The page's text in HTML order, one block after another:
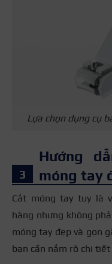
Lựa chọn dụng cụ
Hướng
móng tay
Cắt móng tay tuy là
hàng nhưng không
móng tay đẹp và gọn
bạn cần nắm rõ chi